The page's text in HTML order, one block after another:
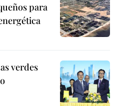
para
verdes